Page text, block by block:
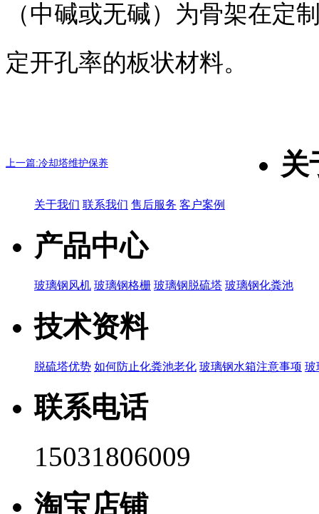
（中碱或无碱）为骨架在定
定开孔率的板状材料。
上一篇:冷却塔维护保养 关
关于我们 联系我们 售后服务 客户案例
产品中心
玻璃钢风机 玻璃钢格栅 玻璃钢脱硫塔 玻璃钢化粪池
技术资料
脱硫塔优势 如何防止化粪池老化 玻璃钢水箱注意事项 玻
联系电话
15031806009
淘宝店铺